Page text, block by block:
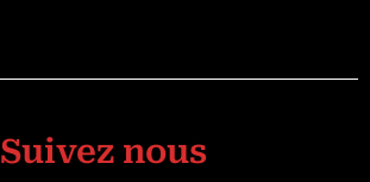
Suivez nous